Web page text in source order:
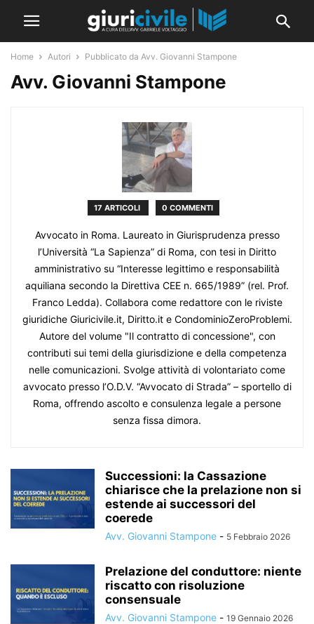
Home Autori Pubblicato da Avv. Giovanni Stampone
Avv. Giovanni Stampone
17 ARTICOLI 0 COMMENTI
Avvocato in Roma. Laureato in Giurisprudenza presso
l’Università “La Sapienza” di Roma, con tesi in Diritto
amministrativo su “Interesse legittimo e responsabilità
aquiliana secondo la Direttiva CEE n. 665/1989” (rel. Prof.
Franco Ledda). Collabora come redattore con le riviste
giuridiche Giuricivile.it, Diritto.it e CondominioZeroProblemi.
Autore del volume "Il contratto di concessione", con
contributi sui temi della giurisdizione e della competenza
nelle comunicazioni. Svolge attività di volontariato come
avvocato presso l’O.D.V. “Avvocato di Strada” – sportello di
Roma, offrendo ascolto e consulenza legale a persone
senza fissa dimora.
Successioni: la Cassazione
chiarisce che la prelazione non si
estende ai successori del
coerede
Avv. Giovanni Stampone - 5 Febbraio 2026
Prelazione del conduttore: niente
riscatto con risoluzione
consensuale
Avv. Giovanni Stampone - 19 Gennaio 2026